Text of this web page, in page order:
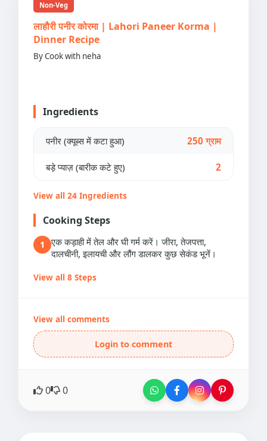
Non-Veg
लाहौरी पनीर कोरमा | Lahori Paneer Korma |
Dinner Recipe
By Cook with neha
Ingredients
पनीर (क्यूब्स में कटा हुआ) 250 ग्राम
बड़े प्याज़ (बारीक कटे हुए) 2
View all 24 Ingredients
Cooking Steps
1
एक कड़ाही में तेल और घी गर्म करें। जीरा, तेजपत्ता,
दालचीनी, इलायची और लौंग डालकर कुछ सेकंड भूनें।
View all 8 Steps
View all comments
Login to comment
0 0